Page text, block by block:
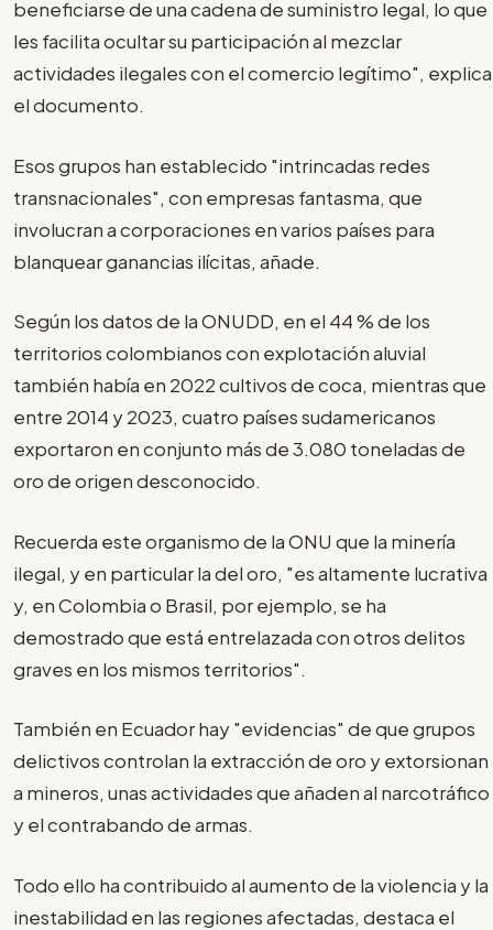
beneficiarse de una cadena de suministro legal, lo que
les facilita ocultar su participación al mezclar
actividades ilegales con el comercio legítimo", explica
el documento.
Esos grupos han establecido "intrincadas redes
transnacionales", con empresas fantasma, que
involucran a corporaciones en varios países para
blanquear ganancias ilícitas, añade.
Según los datos de la ONUDD, en el 44 % de los
territorios colombianos con explotación aluvial
también había en 2022 cultivos de coca, mientras que
entre 2014 y 2023, cuatro países sudamericanos
exportaron en conjunto más de 3.080 toneladas de
oro de origen desconocido.
Recuerda este organismo de la ONU que la minería
ilegal, y en particular la del oro, "es altamente lucrativa
y, en Colombia o Brasil, por ejemplo, se ha
demostrado que está entrelazada con otros delitos
graves en los mismos territorios".
También en Ecuador hay "evidencias" de que grupos
delictivos controlan la extracción de oro y extorsionan
a mineros, unas actividades que añaden al narcotráfico
y el contrabando de armas.
Todo ello ha contribuido al aumento de la violencia y la
inestabilidad en las regiones afectadas, destaca el